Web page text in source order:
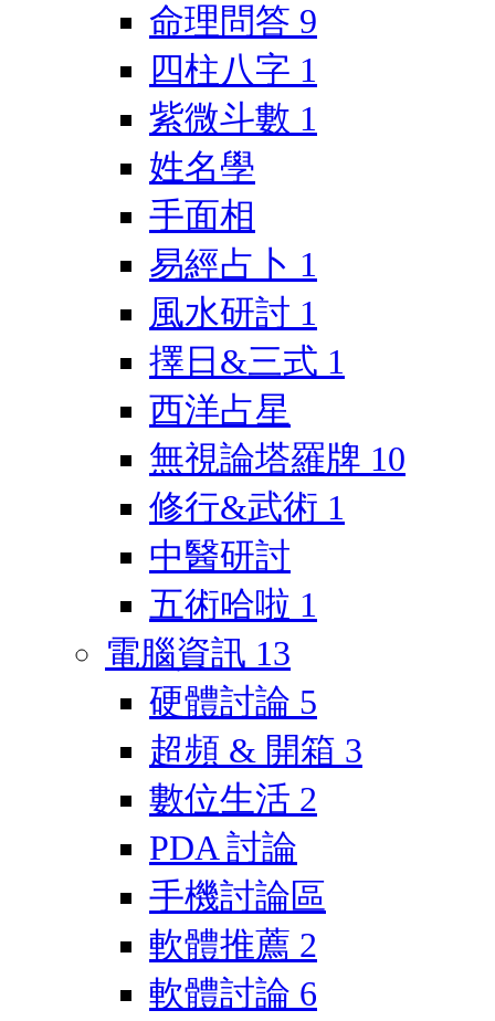
命理問答 9
四柱八字 1
紫微斗數 1
姓名學
手面相
易經占卜 1
風水研討 1
擇日&三式 1
西洋占星
無視論塔羅牌 10
修行&武術 1
中醫研討
五術哈啦 1
電腦資訊 13
硬體討論 5
超頻 & 開箱 3
數位生活 2
PDA 討論
手機討論區
軟體推薦 2
軟體討論 6